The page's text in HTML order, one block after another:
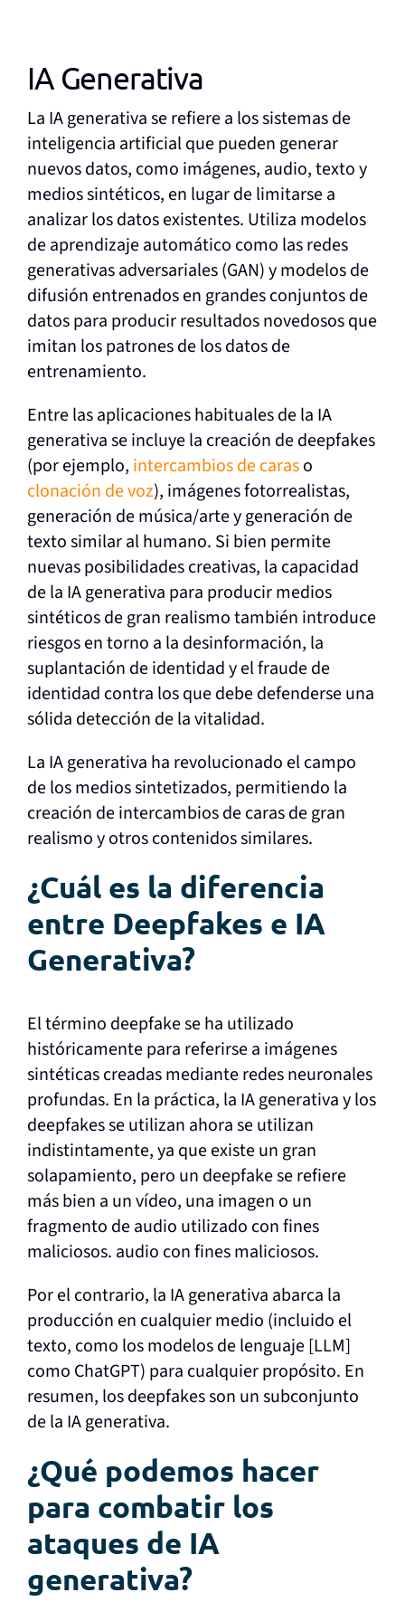
IA Generativa
La IA generativa se refiere a los sistemas de
inteligencia artificial que pueden generar
nuevos datos, como imágenes, audio, texto y
medios sintéticos, en lugar de limitarse a
analizar los datos existentes. Utiliza modelos
de aprendizaje automático como las redes
generativas adversariales (GAN) y modelos de
difusión entrenados en grandes conjuntos de
datos para producir resultados novedosos que
imitan los patrones de los datos de
entrenamiento.
Entre las aplicaciones habituales de la IA
generativa se incluye la creación de deepfakes
(por ejemplo, intercambios de caraso
clonación de voz), imágenes fotorrealistas,
generación de música/arte y generación de
texto similar al humano. Si bien permite
nuevas posibilidades creativas, la capacidad
de la IA generativa para producir medios
sintéticos de gran realismo también introduce
riesgos en torno a la desinformación, la
suplantación de identidad y el fraude de
identidad contra los que debe defenderse una
sólida detección de la vitalidad.
La IA generativa ha revolucionado el campo
de los medios sintetizados, permitiendo la
creación de intercambios de caras de gran
realismo y otros contenidos similares.
¿Cuál es la diferencia
entre Deepfakes e IA
Generativa?
El término deepfake se ha utilizado
históricamente para referirse a imágenes
sintéticas creadas mediante redes neuronales
profundas. En la práctica, la IA generativa y los
deepfakes se utilizan ahorase utilizan
indistintamente, ya que existe un gran
solapamiento, pero un deepfake se refiere
más bien a un vídeo, una imagen o un
fragmento de audio utilizado con fines
maliciosos. audio con fines maliciosos.
Por el contrario, la IA generativa abarca la
producción en cualquier medio (incluido el
texto, como los modelos de lenguaje [LLM]
como ChatGPT) para cualquier propósito. En
resumen, los deepfakes son un subconjunto
de la IA generativa.
¿Qué podemos hacer
para combatir los
ataques de IA
generativa?